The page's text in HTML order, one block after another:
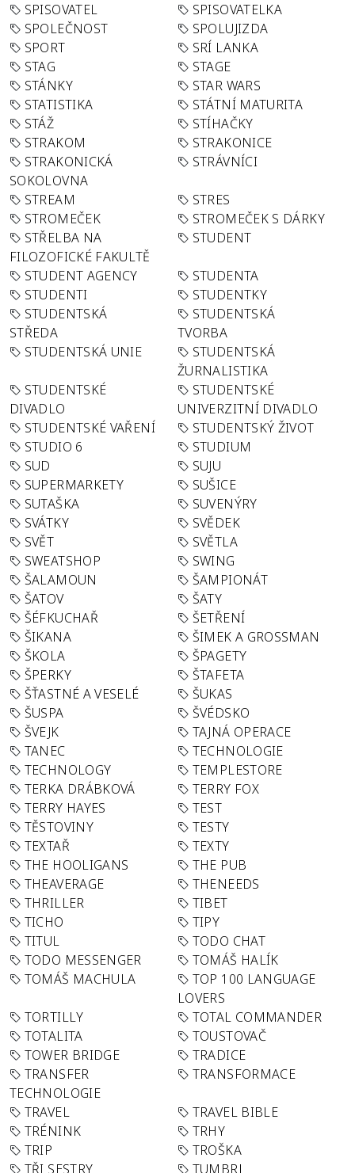
SPISOVATEL
SPISOVATELKA
SPOLEČNOST
SPOLUJIZDA
SPORT
SRÍ LANKA
STAG
STAGE
STÁNKY
STAR WARS
STATISTIKA
STÁTNÍ MATURITA
STÁŽ
STÍHAČKY
STRAKOM
STRAKONICE
STRAKONICKÁ
SOKOLOVNA
STRÁVNÍCI
STREAM
STRES
STROMEČEK
STROMEČEK S DÁRKY
STŘELBA NA
FILOZOFICKÉ FAKULTĚ
STUDENT
STUDENT AGENCY
STUDENTA
STUDENTI
STUDENTKY
STUDENTSKÁ
STŘEDA
STUDENTSKÁ
TVORBA
STUDENTSKÁ UNIE
STUDENTSKÁ
ŽURNALISTIKA
STUDENTSKÉ
DIVADLO
STUDENTSKÉ
UNIVERZITNÍ DIVADLO
STUDENTSKÉ VAŘENÍ
STUDENTSKÝ ŽIVOT
STUDIO 6
STUDIUM
SUD
SUJU
SUPERMARKETY
SUŠICE
SUTAŠKA
SUVENÝRY
SVÁTKY
SVĚDEK
SVĚT
SVĚTLA
SWEATSHOP
SWING
ŠALAMOUN
ŠAMPIONÁT
ŠATOV
ŠATY
ŠÉFKUCHAŘ
ŠETŘENÍ
ŠIKANA
ŠIMEK A GROSSMAN
ŠKOLA
ŠPAGETY
ŠPERKY
ŠTAFETA
ŠŤASTNÉ A VESELÉ
ŠUKAS
ŠUSPA
ŠVÉDSKO
ŠVEJK
TAJNÁ OPERACE
TANEC
TECHNOLOGIE
TECHNOLOGY
TEMPLESTORE
TERKA DRÁBKOVÁ
TERRY FOX
TERRY HAYES
TEST
TĚSTOVINY
TESTY
TEXTAŘ
TEXTY
THE HOOLIGANS
THE PUB
THEAVERAGE
THENEEDS
THRILLER
TIBET
TICHO
TIPY
TITUL
TODO CHAT
TODO MESSENGER
TOMÁŠ HALÍK
TOMÁŠ MACHULA
TOP 100 LANGUAGE
LOVERS
TORTILLY
TOTAL COMMANDER
TOTALITA
TOUSTOVAČ
TOWER BRIDGE
TRADICE
TRANSFER
TECHNOLOGIE
TRANSFORMACE
TRAVEL
TRAVEL BIBLE
TRÉNINK
TRHY
TRIP
TROŠKA
TŘI SESTRY
TUMBRL